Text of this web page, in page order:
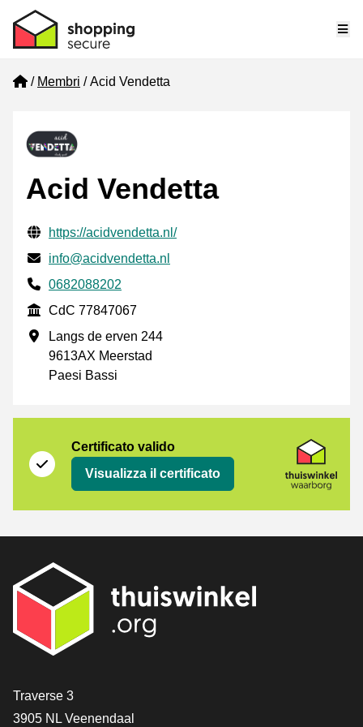
Home
Membri Acid Vendetta
Acid Vendetta
Informazioni di contatto verificate
Website URL
https://acidvendetta.nl/
Mail
info@acidvendetta.nl
Phone number
0682088202
CdC
CdC 77847067
Indirizzo commerciale
Langs de erven 244
9613AX Meerstad
Paesi Bassi
Certificato valido
Visualizza il certificato
[_General:Contact]
Traverse 3
3905 NL Veenendaal